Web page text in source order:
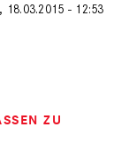
18.03.2015 - 12:53
ZU